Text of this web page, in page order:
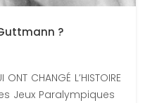
?
ONT CHANGÉ L’HISTOIRE
Jeux Paralympiques